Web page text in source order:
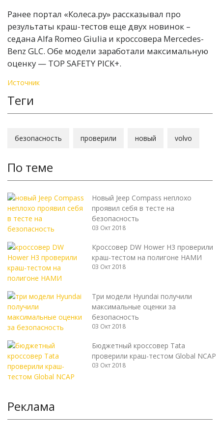
Ранее портал «Колеса.ру» рассказывал про
результаты краш-тестов еще двух новинок –
седана Alfa Romeo Giulia и кроссовера Mercedes-
Benz GLC. Обе модели заработали максимальную
оценку — TOP SAFETY PICK+.
Источник
Теги
безопасность проверили новый volvo
По теме
Новый Jeep Compass неплохо
проявил себя в тесте на
безопасность
03 Окт 2018
Кроссовер DW Hower H3 проверили
краш-тестом на полигоне НАМИ
03 Окт 2018
Три модели Hyundai получили
максимальные оценки за
безопасность
03 Окт 2018
Бюджетный кроссовер Tata
проверили краш-тестом Global NCAP
03 Окт 2018
Реклама